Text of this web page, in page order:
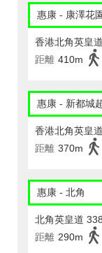
惠康 - 康澤花
香港北角英皇
距離 410m
惠康 - 新都城
香港北角英皇
距離 370m
惠康 - 北角
北角英皇道
距離 290m